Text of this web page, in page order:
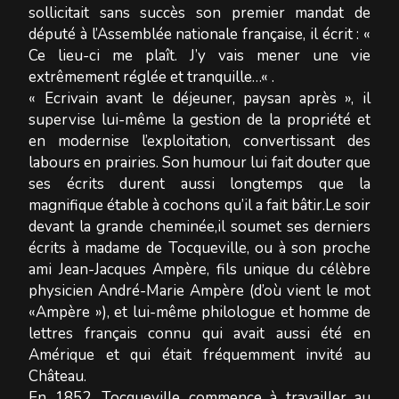
sollicitait sans succès son premier mandat de
député à l’Assemblée nationale française, il écrit : «
Ce lieu-ci me plaît. J’y vais mener une vie
extrêmement réglée et tranquille…« .
« Ecrivain avant le déjeuner, paysan après », il
supervise lui-même la gestion de la propriété et
en modernise l’exploitation, convertissant des
labours en prairies. Son humour lui fait douter que
ses écrits durent aussi longtemps que la
magnifique étable à cochons qu’il a fait bâtir.Le soir
devant la grande cheminée,il soumet ses derniers
écrits à madame de Tocqueville, ou à son proche
ami Jean-Jacques Ampère, fils unique du célèbre
physicien André-Marie Ampère (d’où vient le mot
«Ampère »), et lui-même philologue et homme de
lettres français connu qui avait aussi été en
Amérique et qui était fréquemment invité au
Château.